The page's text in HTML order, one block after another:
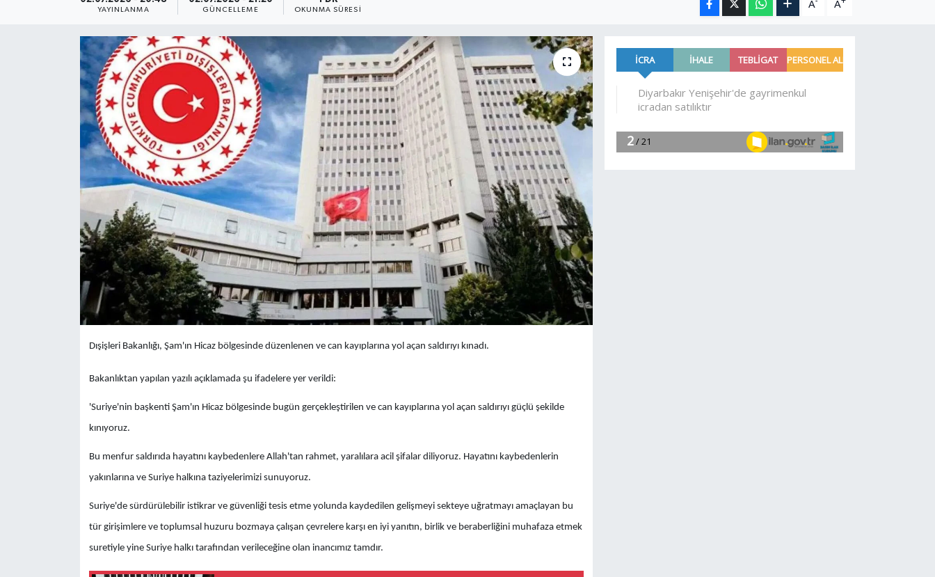
YAYINLANMA GÜNCELLEME OKUNMA SÜRESI
A A
Dışişleri Bakanlığı, Şam'ın Hicaz bölgesinde düzenlenen ve can kayıplarına yol açan saldırıyı kınadı.
Bakanlıktan yapılan yazılı açıklamada şu ifadelere yer verildi:
'Suriye'nin başkenti Şam'ın Hicaz bölgesinde bugün gerçekleştirilen ve can kayıplarına yol açan saldırıyı güçlü şekilde
kınıyoruz.
Bu menfur saldırıda hayatını kaybedenlere Allah'tan rahmet, yaralılara acil şifalar diliyoruz. Hayatını kaybedenlerin
yakınlarına ve Suriye halkına taziyelerimizi sunuyoruz.
Suriye'de sürdürülebilir istikrar ve güvenliği tesis etme yolunda kaydedilen gelişmeyi sekteye uğratmayı amaçlayan bu
tür girişimlere ve toplumsal huzuru bozmaya çalışan çevrelere karşı en iyi yanıtın, birlik ve beraberliğini muhafaza etmek
suretiyle yine Suriye halkı tarafından verileceğine olan inancımız tamdır.
Bi̇li̇m & Teknoloji̇